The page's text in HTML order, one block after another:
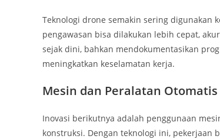
Teknologi drone semakin sering digunakan
pengawasan bisa dilakukan lebih cepat,
sejak dini, bahkan mendokumentasikan
meningkatkan keselamatan kerja.
Mesin dan Peralatan Otomatis
Inovasi berikutnya adalah penggunaan
konstruksi. Dengan teknologi ini, pekerjaan